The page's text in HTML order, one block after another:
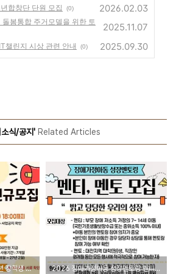
합창단 단원 모집 (0) 2026.02.03
봄통합 주거모델을 위한 토
2025.11.07
챌린지 시상 관련 안내 (0) 2025.09.30
식/공지' Related Articles
2026년 KB두드림스타 청년 장학생 신규모집 2026 장애가정아동 성장멘토링 멘티, 멘토 모집